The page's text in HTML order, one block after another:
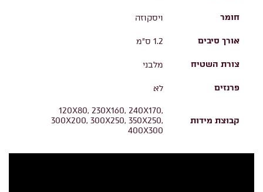
חומר ויסקוזה
אורך סיבים 1.2 ס"מ
צורת השטיח מלבני
פרנזים לא
קבוצת מידות
120X80, 230X160, 240X170,
300X200, 300X250, 350X250,
400X300